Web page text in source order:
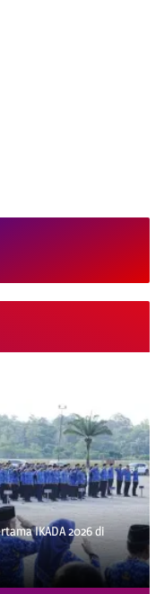
IKADA 2026 di